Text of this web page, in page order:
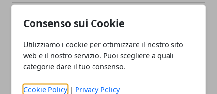
Consenso sui Cookie
Utilizziamo i cookie per ottimizzare il nostro sito
web e il nostro servizio. Puoi scegliere a quali
categorie dare il tuo consenso.
Cookie Policy | Privacy Policy